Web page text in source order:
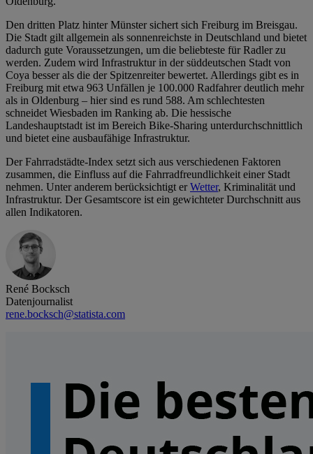
Den dritten Platz hinter Münster sichert sich Freiburg im Breisgau.
Die Stadt gilt allgemein als sonnenreichste in Deutschland und bietet
dadurch gute Voraussetzungen, um die beliebteste für Radler zu
werden. Zudem wird Infrastruktur in der süddeutschen Stadt von
Coya besser als die der Spitzenreiter bewertet. Allerdings gibt es in
Freiburg mit etwa 963 Unfällen je 100.000 Radfahrer deutlich mehr
als in Oldenburg – hier sind es rund 588. Am schlechtesten
schneidet Wiesbaden im Ranking ab. Die hessische
Landeshauptstadt ist im Bereich Bike-Sharing unterdurchschnittlich
und bietet eine ausbaufähige Infrastruktur.
Der Fahrradstädte-Index setzt sich aus verschiedenen Faktoren
zusammen, die Einfluss auf die Fahrradfreundlichkeit einer Stadt
nehmen. Unter anderem berücksichtigt erWetter, Kriminalität und
Infrastruktur. Der Gesamtscore ist ein gewichteter Durchschnitt aus
allen Indikatoren.
René Bocksch
Datenjournalist
rene.bocksch@statista.com